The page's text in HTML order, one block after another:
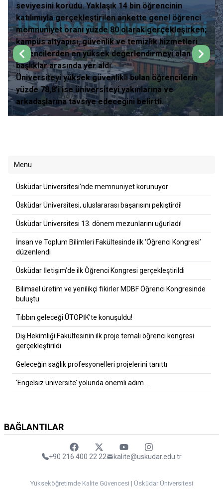
seviyesini korudu. Yaklaşık 14 bin öğrencinin
katılımıyla gerçekleştirilen ankette genel öğrenci
memnuniyet oranı yüzde 80 olarak gerçekleşirken;
kampüs altyapısı, güvenlik ve temizlik hizmetleri
öğrencilerden en yüksek değerlendirmeyi alan
başlıklar arasında yer aldı.
Üniversiteyi yüksek güvenlikli bulan öğrencilerin
yüzde 78,8'i ise üniversiteyi yakınlarına ve
arkadaşlarına tavsiye edeceğini belirtti.
Menu
Üsküdar Üniversitesi’nde memnuniyet korunuyor
Üsküdar Üniversitesi, uluslararası başarısını pekiştirdi!
Üsküdar Üniversitesi 13. dönem mezunlarını uğurladı!
İnsan ve Toplum Bilimleri Fakültesinde ilk ‘Öğrenci Kongresi’
düzenlendi
Üsküdar İletişim’de ilk Öğrenci Kongresi gerçekleştirildi
Bilimsel üretim ve yenilikçi fikirler MDBF Öğrenci Kongresinde
buluştu
Tıbbın geleceği ÜTOPİK’te konuşuldu!
Diş Hekimliği Fakültesinin ilk proje temalı öğrenci kongresi
gerçekleştirildi
Geleceğin sağlık profesyonelleri projelerini tanıttı
‘Engelsiz üniversite’ yolunda önemli adım…
BAĞLANTILAR
FaceebokTwitterYoutubeInstagram
+90 216 400 22 22 kalite@uskudar.edu.tr
Yükseköğretimde Kalite Güvencesi | Üsküdar Üniversitesi